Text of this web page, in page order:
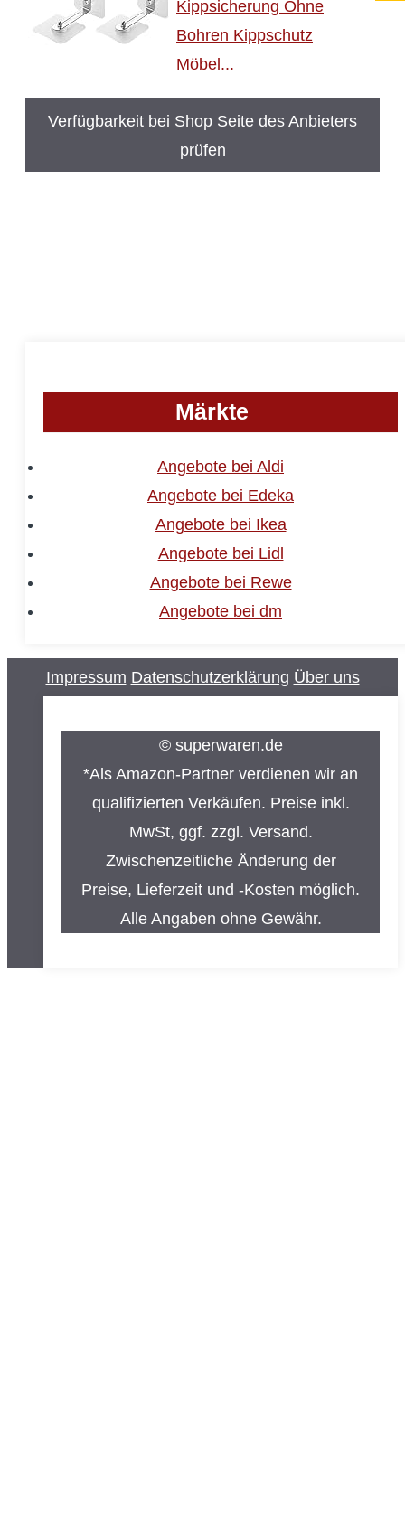
Kippsicherung Ohne
Bohren Kippschutz
Möbel...
Verfügbarkeit bei Shop Seite des Anbieters
prüfen
Märkte
Angebote bei Aldi
Angebote bei Edeka
Angebote bei Ikea
Angebote bei Lidl
Angebote bei Rewe
Angebote bei dm
Impressum Datenschutzerklärung Über uns
© superwaren.de
*Als Amazon-Partner verdienen wir an
qualifizierten Verkäufen. Preise inkl.
MwSt, ggf. zzgl. Versand.
Zwischenzeitliche Änderung der
Preise, Lieferzeit und -Kosten möglich.
Alle Angaben ohne Gewähr.